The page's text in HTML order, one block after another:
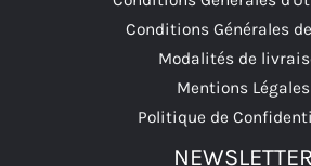
Conditions Générales
Modalités de
Mentions Légales
Politique de
NEWSLETTER